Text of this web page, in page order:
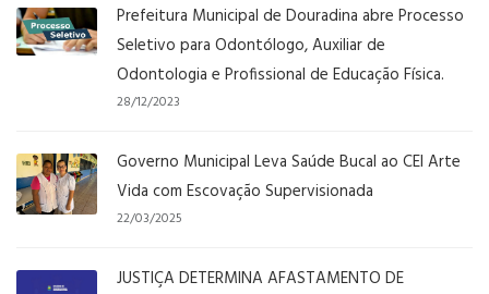
Prefeitura Municipal de Douradina abre Processo
Seletivo para Odontólogo, Auxiliar de
Odontologia e Profissional de Educação Física.
28/12/2023
Governo Municipal Leva Saúde Bucal ao CEI Arte
Vida com Escovação Supervisionada
22/03/2025
JUSTIÇA DETERMINA AFASTAMENTO DE